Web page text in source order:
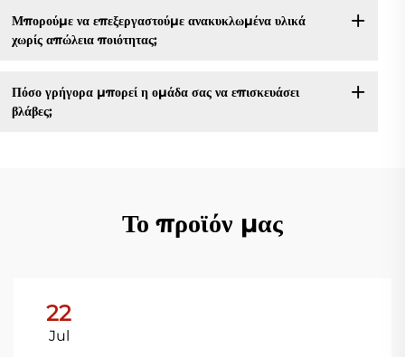
Μπορούμε να επεξεργαστούμε ανακυκλωμένα υλικά
χωρίς απώλεια ποιότητας;
Πόσο γρήγορα μπορεί η ομάδα σας να επισκευάσει
βλάβες;
Το προϊόν μας
22
Jul